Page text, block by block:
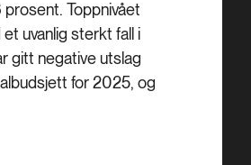
Toppnivået
uvanlig sterkt fall i
gitt negative utslag
for 2025, og